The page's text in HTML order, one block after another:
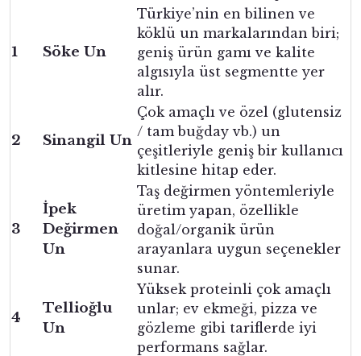
1 Söke Un
Türkiye’nin en bilinen ve
köklü un markalarından biri;
geniş ürün gamı ve kalite
algısıyla üst segmentte yer
alır.
2 Sinangil Un
Çok amaçlı ve özel (glutensiz
/ tam buğday vb.) un
çeşitleriyle geniş bir kullanıcı
kitlesine hitap eder.
3
İpek
Değirmen
Un
Taş değirmen yöntemleriyle
üretim yapan, özellikle
doğal/organik ürün
arayanlara uygun seçenekler
sunar.
4
Tellioğlu
Un
Yüksek proteinli çok amaçlı
unlar; ev ekmeği, pizza ve
gözleme gibi tariflerde iyi
performans sağlar.